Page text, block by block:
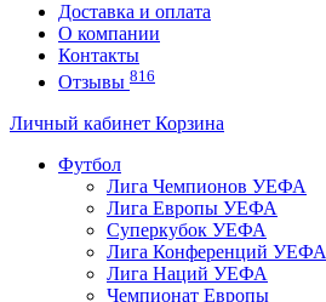
Доставка и оплата
О компании
Контакты
Отзывы 816
Личный кабинет Корзина
Футбол
Лига Чемпионов УЕФА
Лига Европы УЕФА
Суперкубок УЕФА
Лига Конференций УЕФА
Лига Наций УЕФА
Чемпионат Европы